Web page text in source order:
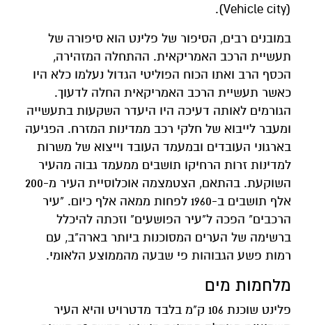
(Vehicle city).
במובנים רבים, הסיפור של פלינט הוא סיפורה של
תעשיית הרכב האמריקאית. ההתחלה המזהירה,
הכסף הרב ואתו הכוח הפוליטי הגדול נעלמו כלא היו
כאשר תעשיית הרכב האמריקאית החלה לדעוך.
הגורמים לאותה דעיכה היו היעדר השקעות בתעשייה
ומעבר לייבוא של חלקי רכב ממדינות המזרח. הפגיעה
בארגוני העובדים ובמעמד העובד וייצוא של משרות
למדינות זרות הרחיקו תושבים ממעמד גבוה מהעיר
השוקעת. בהתאם, הצטמצמה אוכלוסיית העיר מ-200
אלף תושבים ב-1960 לפחות ממאה אלף כיום. "עיר
הרכבים" הפכה ל"עיר הפושעים" וזכתה להיכלל
ברשימה של הערים המסוכנות ביותר בארה"ב, עם
רמות פשע הגבוהות פי שבעה מהממוצע הלאומי.
מלחמות מים
פלינט שוכנת 106 ק"מ בלבד מדטרויט והיא העיר